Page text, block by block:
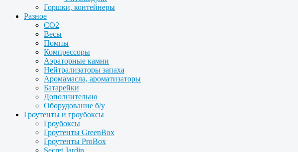
Горшки, контейнеры
Разное
CO2
Весы
Помпы
Компрессоры
Аэраторные камни
Нейтрализаторы запаха
Аромамасла, ароматизаторы
Батарейки
Дополнительно
Оборудование б/у
Гроутенты и гроубоксы
Гроубоксы
Гроутенты GreenBox
Гроутенты ProBox
Secret Jardin